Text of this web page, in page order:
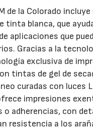
de la Colorado incluye
tinta blanca, que
aplicaciones que
Gracias a la
exclusiva de
tintas de gel de
curadas con luces
impresiones
o adherencias, con
resistencia a los